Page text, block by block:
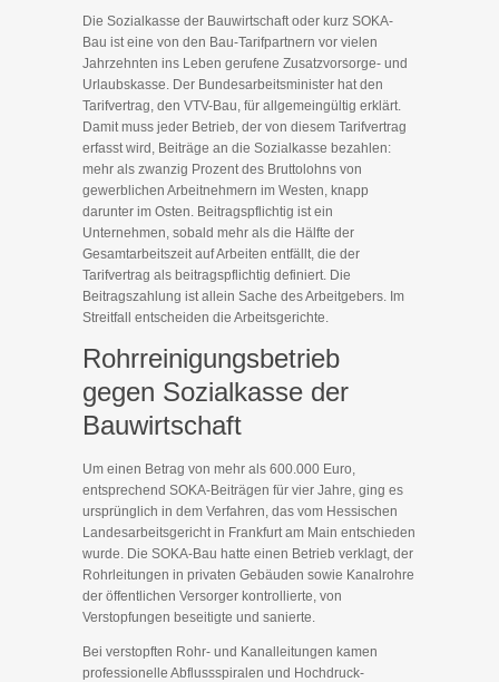
Die Sozialkasse der Bauwirtschaft oder kurz SOKA-
Bau ist eine von den Bau-Tarifpartnern vor vielen
Jahrzehnten ins Leben gerufene Zusatzvorsorge- und
Urlaubskasse. Der Bundesarbeitsminister hat den
Tarifvertrag, den VTV-Bau, für allgemeingültig erklärt.
Damit muss jeder Betrieb, der von diesem Tarifvertrag
erfasst wird, Beiträge an die Sozialkasse bezahlen:
mehr als zwanzig Prozent des Bruttolohns von
gewerblichen Arbeitnehmern im Westen, knapp
darunter im Osten. Beitragspflichtig ist ein
Unternehmen, sobald mehr als die Hälfte der
Gesamtarbeitszeit auf Arbeiten entfällt, die der
Tarifvertrag als beitragspflichtig definiert. Die
Beitragszahlung ist allein Sache des Arbeitgebers. Im
Streitfall entscheiden die Arbeitsgerichte.
Rohrreinigungsbetrieb
gegen Sozialkasse der
Bauwirtschaft
Um einen Betrag von mehr als 600.000 Euro,
entsprechend SOKA-Beiträgen für vier Jahre, ging es
ursprünglich in dem Verfahren, das vom Hessischen
Landesarbeitsgericht in Frankfurt am Main entschieden
wurde. Die SOKA-Bau hatte einen Betrieb verklagt, der
Rohrleitungen in privaten Gebäuden sowie Kanalrohre
der öffentlichen Versorger kontrollierte, von
Verstopfungen beseitigte und sanierte.
Bei verstopften Rohr- und Kanalleitungen kamen
professionelle Abflussspiralen und Hochdruck-